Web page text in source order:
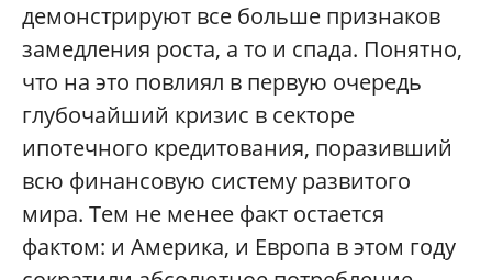
демонстрируют все больше признаков
замедления роста, а то и спада. Понятно,
что на это повлиял в первую очередь
глубочайший кризис в секторе
ипотечного кредитования, поразивший
всю финансовую систему развитого
мира. Тем не менее факт остается
фактом: и Америка, и Европа в этом году